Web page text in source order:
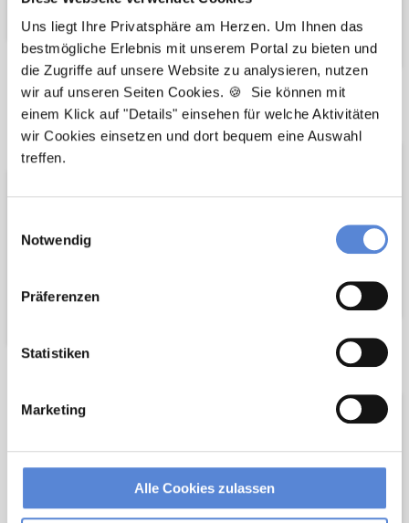
Uns liegt Ihre Privatsphäre am Herzen. Um Ihnen das
bestmögliche Erlebnis mit unserem Portal zu bieten und
die Zugriffe auf unsere Website zu analysieren, nutzen
wir auf unseren Seiten Cookies. 🍪 Sie können mit
einem Klick auf "Details" einsehen für welche Aktivitäten
wir Cookies einsetzen und dort bequem eine Auswahl
treffen.
Notwendig
Präferenzen
Statistiken
Marketing
Alle Cookies zulassen
Wir pflanzen
Bäume
Wir fördern
Netzwerk-Partner